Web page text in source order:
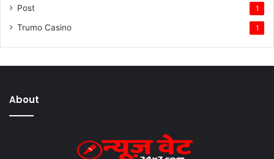
Post 1
Trumo Casino 1
About